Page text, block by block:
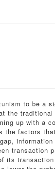
to be a
the
up with a
the factors
transaction
its